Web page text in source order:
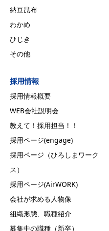
納豆昆布
わかめ
ひじき
その他
採用情報
採用情報概要
WEB会社説明会
教えて！採用担当！！
採用ページ(engage)
採用ページ（ひろしまワーク
ス）
採用ページ(AirWORK)
会社が求める人物像
組織形態、職種紹介
募集中の職種（新卒）